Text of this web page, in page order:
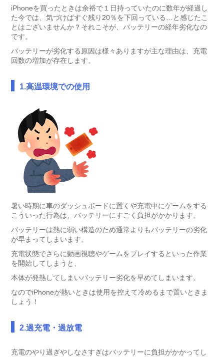
iPhoneを買ったときは余裕で１日持っていたのに数年が経過し
た今では、気づけばすぐ残り20％を下回っている…と感じたこ
とはございませんか？それこそが、バッテリーの経年劣化なの
です。
バッテリーが劣化する原因は様々ありますが主な理由は、充電
回数の増加が存在します。
1.高温環境での使用
暑い時期に車のダッシュボードに置くや充電中にゲームをする
こういった行為は、バッテリーにすごく負担がかかります。
バッテリーは熱に弱い構造のため通常よりもバッテリーの劣化
が早まってしまいます。
充電状態でさらに動画視聴やゲームをプレイするといった作業
を開始してしまうと、
本体が発熱してしまいバッテリー劣化を早めてしまいます。
なのでiPhoneが熱いときは使用を控えて冷めるまで置いときま
しょう！
2.過充電・過放電
充電のやり過ぎやしなさすぎはバッテリーに負担がかかってし